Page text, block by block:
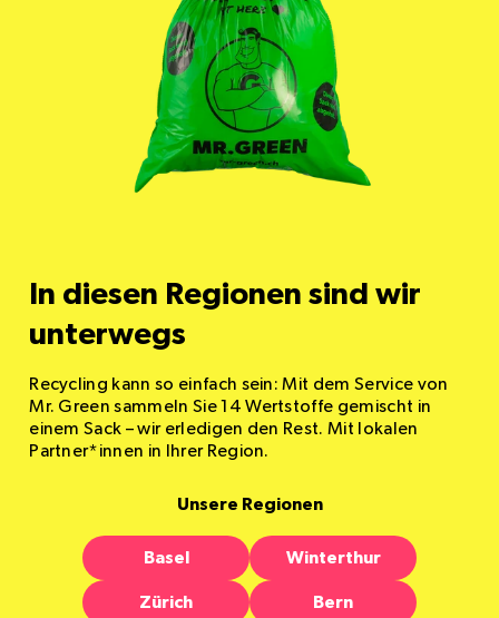
In diesen Regionen sind wir
unterwegs
Recycling kann so einfach sein: Mit dem Service von
Mr. Green sammeln Sie 14 Wertstoffe gemischt in
einem Sack – wir erledigen den Rest. Mit lokalen
Partner*innen in Ihrer Region.
Unsere Regionen
Basel Winterthur
Zürich Bern